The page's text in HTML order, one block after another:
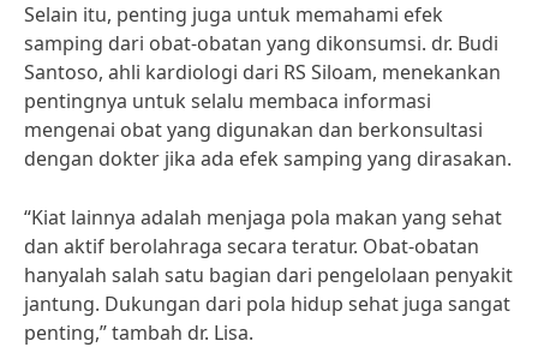
Selain itu, penting juga untuk memahami efek
samping dari obat-obatan yang dikonsumsi. dr. Budi
Santoso, ahli kardiologi dari RS Siloam, menekankan
pentingnya untuk selalu membaca informasi
mengenai obat yang digunakan dan berkonsultasi
dengan dokter jika ada efek samping yang dirasakan.
“Kiat lainnya adalah menjaga pola makan yang sehat
dan aktif berolahraga secara teratur. Obat-obatan
hanyalah salah satu bagian dari pengelolaan penyakit
jantung. Dukungan dari pola hidup sehat juga sangat
penting,” tambah dr. Lisa.